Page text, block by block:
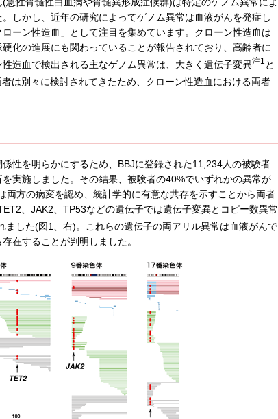
しかし、近年の研究によってゲノム異常は血液がんを発症し
ーン性造血」として注目を集めています。クローン性造血は
化の進展にも関わっていることが報告されており、高齢者に
造血で検出される主なゲノム異常は、大きく遺伝子変異注1 と
は別々に検討されてきたため、クローン性造血における両者
性を明らかにするため、BBJに登録された11,234人の被験者
実施しました。その結果、被験者の40%でいずれかの異常が
方の病変を認め、統計学的に有意な共存を示すことから両者
、JAK2、TP53などの遺伝子では遺伝子変異とコピー数異常
ました(図1、右)。これらの遺伝子の両アリル異常は血液がんで
在することが判明しました。